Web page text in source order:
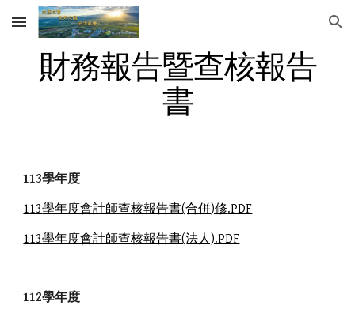
Skip to main content Skip to navigation
財務報告暨查核報告
書
113學年度
113學年度會計師查核報告書(合併)修.PDF
113學年度會計師查核報告書(法人).PDF
112學年度